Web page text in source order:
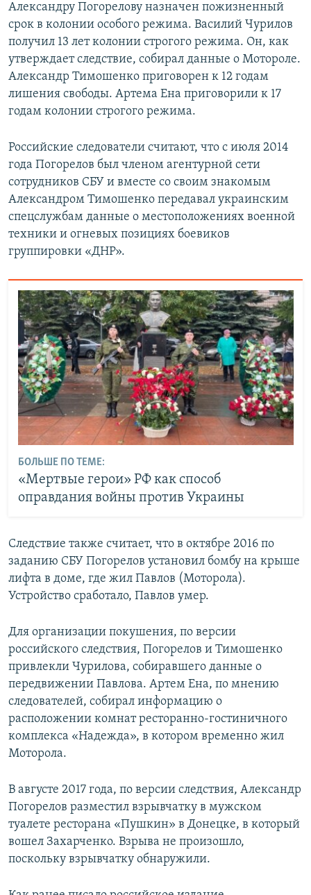
Александру Погорелову назначен пожизненный
срок в колонии особого режима. Василий Чурилов
получил 13 лет колонии строгого режима. Он, как
утверждает следствие, собирал данные о Мотороле.
Александр Тимошенко приговорен к 12 годам
лишения свободы. Артема Ена приговорили к 17
годам колонии строгого режима.
Российские следователи считают, что с июля 2014
года Погорелов был членом агентурной сети
сотрудников СБУ и вместе со своим знакомым
Александром Тимошенко передавал украинским
спецслужбам данные о местоположениях военной
техники и огневых позициях боевиков
группировки «ДНР».
БОЛЬШЕ ПО ТЕМЕ:
«Мертвые герои» РФ как способ
оправдания войны против Украины
Следствие также считает, что в октябре 2016 по
заданию СБУ Погорелов установил бомбу на крыше
лифта в доме, где жил Павлов (Моторола).
Устройство сработало, Павлов умер.
Для организации покушения, по версии
российского следствия, Погорелов и Тимошенко
привлекли Чурилова, собиравшего данные о
передвижении Павлова. Артем Ена, по мнению
следователей, собирал информацию о
расположении комнат ресторанно-гостиничного
комплекса «Надежда», в котором временно жил
Моторола.
В августе 2017 года, по версии следствия, Александр
Погорелов разместил взрывчатку в мужском
туалете ресторана «Пушкин» в Донецке, в который
вошел Захарченко. Взрыва не произошло,
поскольку взрывчатку обнаружили.